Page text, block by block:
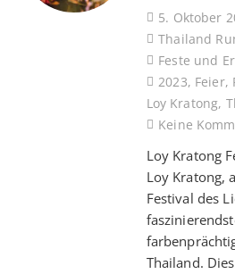
5. Oktober
Thailand
Feste und
2023, Feier,
Loy Kratong,
Keine
Loy Kratong
Loy Kratong,
Festival des
Thailand.